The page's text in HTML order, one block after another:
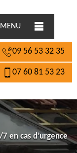
MENU
09 56 53 32 35
07 60 81 53 23
en cas d’urgence